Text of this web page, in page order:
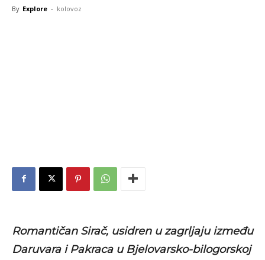
By Explore - kolovoz
Romantičan Sirač, usidren u zagrljaju između
Daruvara i Pakraca u Bjelovarsko-bilogorskoj